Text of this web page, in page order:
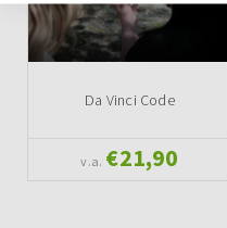
Da Vinci Code
v.a. €21,90